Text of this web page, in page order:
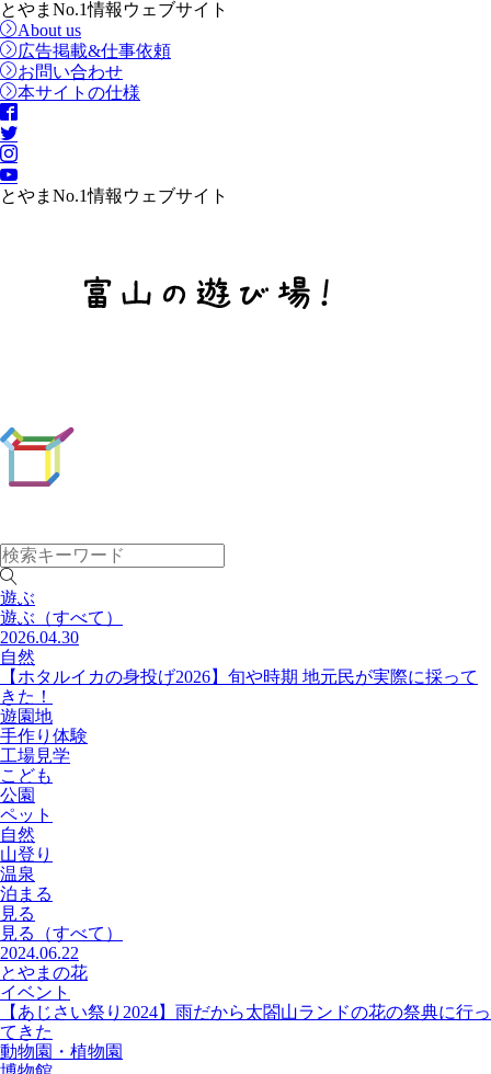
とやまNo.1情報ウェブサイト
About us
広告掲載&仕事依頼
お問い合わせ
本サイトの仕様
とやまNo.1情報ウェブサイト
遊ぶ
遊ぶ （すべて）
2026.04.30
自然
【ホタルイカの身投げ2026】旬や時期 地元民が実際に採って
きた！
遊園地
手作り体験
工場見学
こども
公園
ペット
自然
山登り
温泉
泊まる
見る
見る
（すべて）
2024.06.22
とやまの花
イベント
【あじさい祭り2024】雨だから太閤山ランドの花の祭典に行っ
てきた
動物園・植物園